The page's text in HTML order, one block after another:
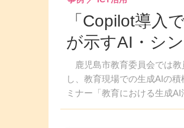
「Copilot導入
が示すAI・シ
鹿児島市教育委員会では教
し、教育現場での生成AIの
ミナー「教育における生成